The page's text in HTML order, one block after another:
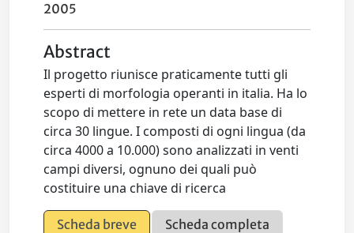
2005
Abstract
Il progetto riunisce praticamente tutti gli
esperti di morfologia operanti in italia. Ha lo
scopo di mettere in rete un data base di
circa 30 lingue. I composti di ogni lingua (da
circa 4000 a 10.000) sono analizzati in venti
campi diversi, ognuno dei quali può
costituire una chiave di ricerca
Scheda breve
Scheda completa